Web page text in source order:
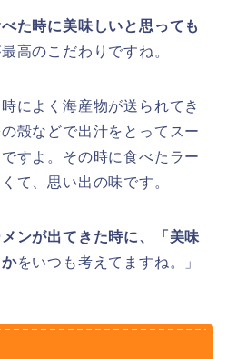
た時に美味しいと思っても
高のこだわりですね。
によく海産物が送られてき
殻などで出汁をとってスー
すよ。その時に食べたラー
て、思い出の味です。
ンが出てきた時に、「美味
をいつも考えてますね。」